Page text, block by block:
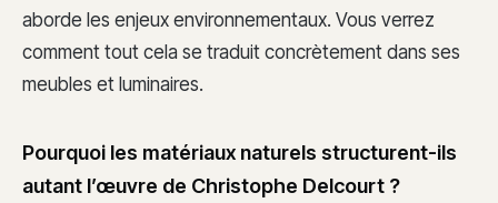
aborde les enjeux environnementaux. Vous verrez
comment tout cela se traduit concrètement dans ses
meubles et luminaires.
Pourquoi les matériaux naturels structurent-ils
autant l’œuvre de Christophe Delcourt ?